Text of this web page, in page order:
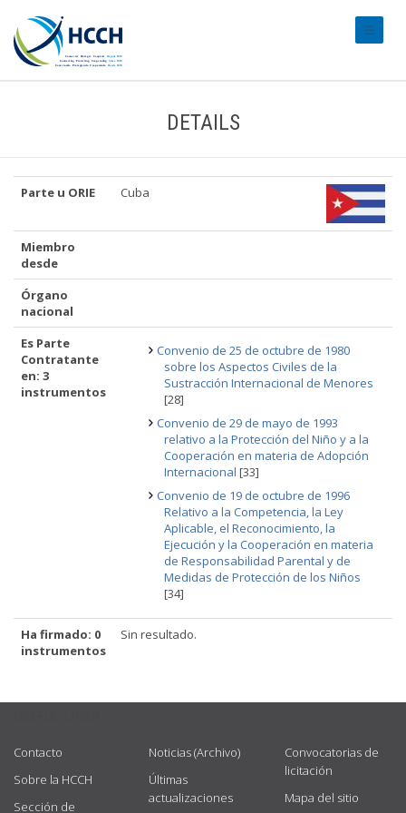
DETAILS
Parte u ORIE Cuba
Miembro
desde
Órgano
nacional
Es Parte
Contratante
en: 3
instrumentos
Convenio de 25 de octubre de 1980
sobre los Aspectos Civiles de la
Sustracción Internacional de Menores
[28]
Convenio de 29 de mayo de 1993
relativo a la Protección del Niño y a la
Cooperación en materia de Adopción
Internacional [33]
Convenio de 19 de octubre de 1996
Relativo a la Competencia, la Ley
Aplicable, el Reconocimiento, la
Ejecución y la Cooperación en materia
de Responsabilidad Parental y de
Medidas de Protección de los Niños
[34]
Ha firmado: 0
instrumentos
Sin resultado.
Contacto
Sobre la HCCH
Sección de
Noticias (Archivo)
Últimas
actualizaciones
Convocatorias de
licitación
Mapa del sitio